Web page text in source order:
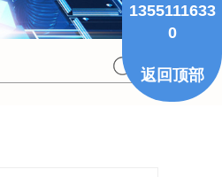
1355111633
0
返回顶部